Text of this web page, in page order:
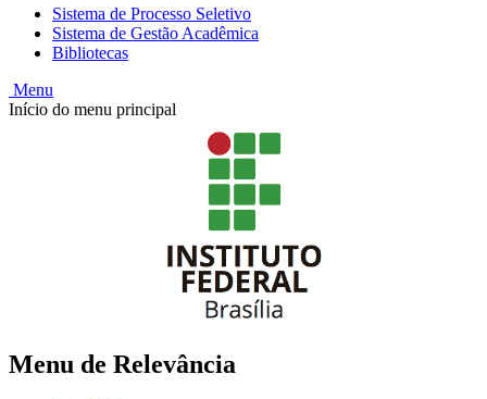
Sistema de Processo Seletivo
Sistema de Gestão Acadêmica
Bibliotecas
Menu
Início do menu principal
Menu de Relevância